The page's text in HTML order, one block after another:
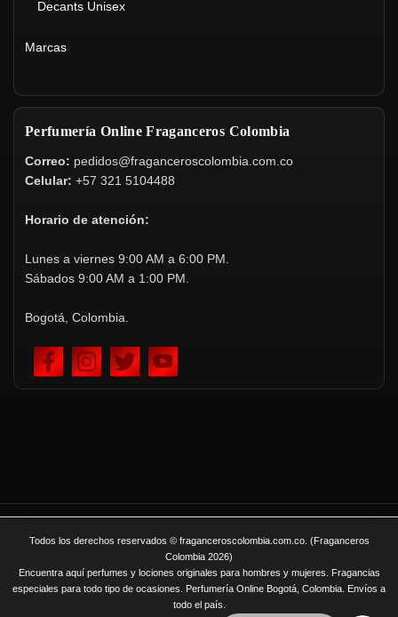
Decants Unisex
Marcas
Perfumería Online Fraganceros Colombia
Correo: pedidos@fraganceroscolombia.com.co
Celular: +57 321 5104488
Horario de atención:
Lunes a viernes 9:00 AM a 6:00 PM.
Sábados 9:00 AM a 1:00 PM.
Bogotá, Colombia.
Todos los derechos reservados © fraganceroscolombia.com.co. (Fraganceros
Colombia 2026)
Encuentra aquí perfumes y lociones originales para hombres y mujeres. Fragancias
especiales para todo tipo de ocasiones. Perfumería Online Bogotá, Colombia. Envíos a
todo el país.